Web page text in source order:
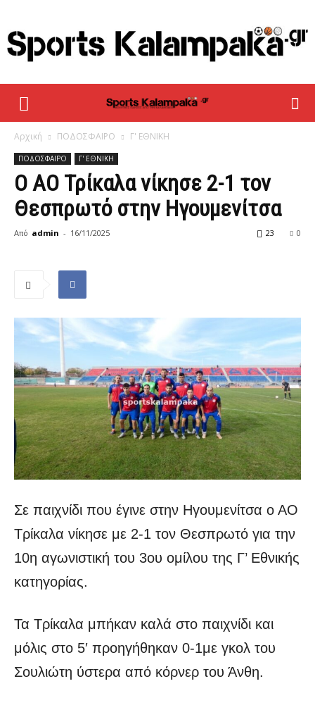
sportskalampaka
Αρχική ΠΟΔΟΣΦΑΙΡΟ Γ' ΕΘΝΙΚΗ
ΠΟΔΟΣΦΑΙΡΟ Γ' ΕΘΝΙΚΗ
Ο ΑΟ Τρίκαλα νίκησε 2-1 τον
Θεσπρωτό στην Ηγουμενίτσα
Από admin - 16/11/2025 0
23
Σε παιχνίδι που έγινε στην Ηγουμενίτσα ο ΑΟ
Τρίκαλα νίκησε με 2-1 τον Θεσπρωτό για την
10η αγωνιστική του 3ου ομίλου της Γ’ Εθνικής
κατηγορίας.
Τα Τρίκαλα μπήκαν καλά στο παιχνίδι και
μόλις στο 5′ προηγήθηκαν 0-1με γκολ του
Σουλιώτη ύστερα από κόρνερ του Άνθη.